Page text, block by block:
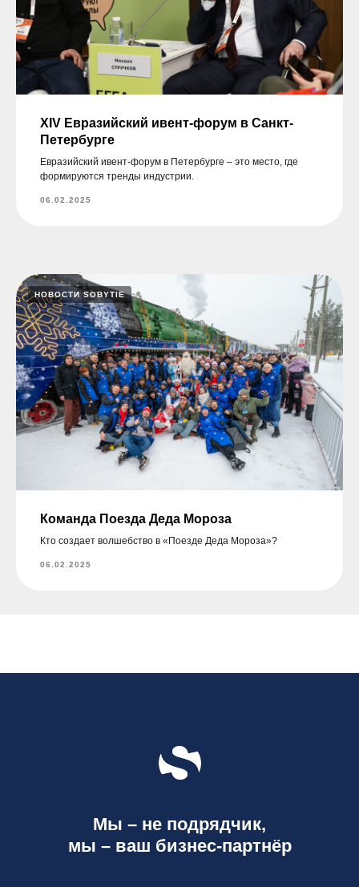
XIV Евразийский ивент-форум в Санкт-
Петербурге
Евразийский ивент-форум в Петербурге – это место, где
формируются тренды индустрии.
06.02.2025
НОВОСТИ SOBYTIE
Команда Поезда Деда Мороза
Кто создает волшебство в «Поезде Деда Мороза»?
06.02.2025
Мы – не подрядчик,
мы – ваш бизнес-партнёр